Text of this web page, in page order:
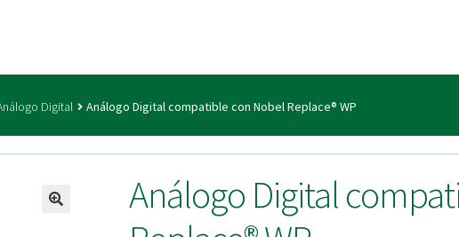
generales Conexiones CAD CAM Distribuidores Finalizar Pedido
| Tienda Online!
Digital Análogo Digital compatible con Nobel Replace® WP
Análogo Digital